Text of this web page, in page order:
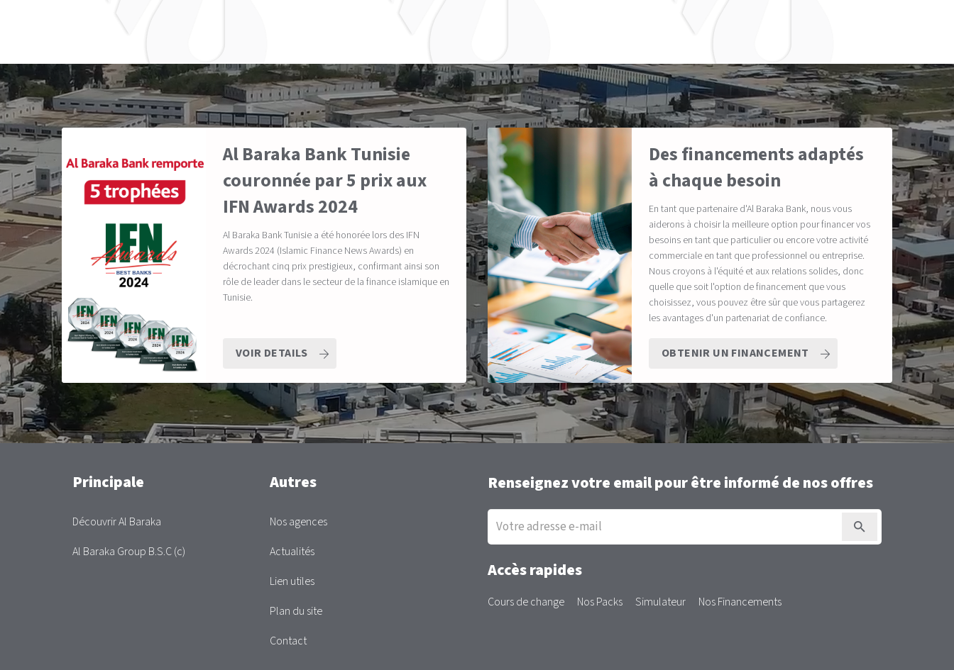
Al Baraka Bank Tunisie
couronnée par 5 prix aux
IFN Awards 2024
Al Baraka Bank Tunisie a été honorée lors des IFN
Awards 2024 (Islamic Finance News Awards) en
décrochant cinq prix prestigieux, confirmant ainsi son
rôle de leader dans le secteur de la finance islamique en
Tunisie.
VOIR DETAILS
Des financements adaptés
à chaque besoin
En tant que partenaire d'Al Baraka Bank, nous vous
aiderons à choisir la meilleure option pour financer vos
besoins en tant que particulier ou encore votre activité
commerciale en tant que professionnel ou entreprise.
Nous croyons à l'équité et aux relations solides, donc
quelle que soit l'option de financement que vous
choisissez, vous pouvez être sûr que vous partagerez
les avantages d'un partenariat de confiance.
OBTENIR UN FINANCEMENT
Main
Principale
Découvrir Al Baraka
Al Baraka Group B.S.C (c)
Autres
Nos agences
Actualités
Lien utiles
Plan du site
Contact
Renseignez votre email pour être informé de nos offres
Inscription
la
newsletter
Accès rapides
Cours de change Nos Packs Simulateur Nos Financements